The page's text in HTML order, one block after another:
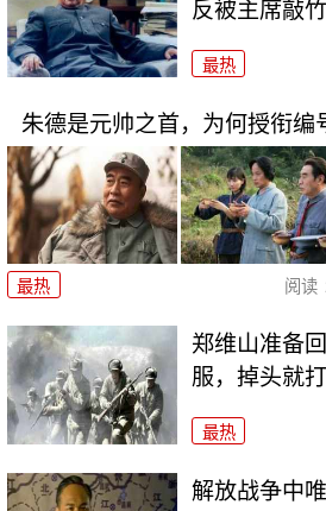
反被主席敲
最热
朱德是元帅之首，为何授衔编
最热 阅读
郑维山准备
服，掉头就
最热
解放战争中